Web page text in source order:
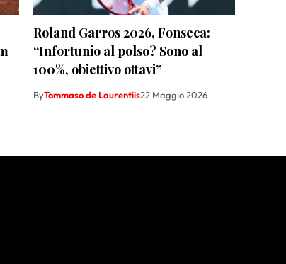
Roland Garros 2026, Fonseca:
“Infortunio al polso? Sono al
100%, obiettivo ottavi”
ByTommaso de Laurentiis22 Maggio 2026